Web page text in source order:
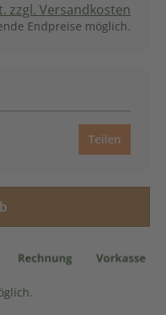
zzgl. Versandkosten
Endpreise möglich.
Teilen
benutze die